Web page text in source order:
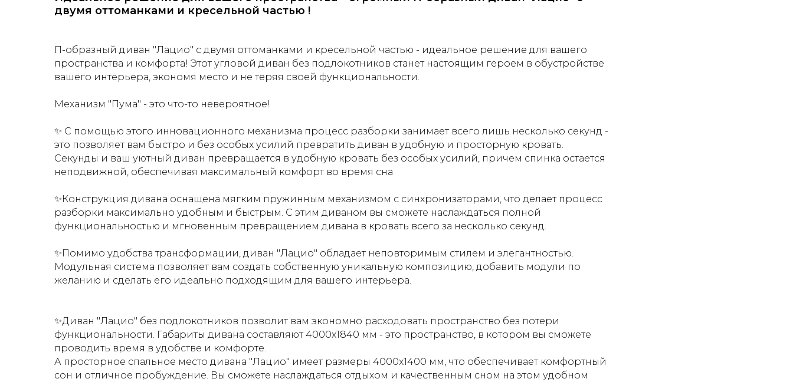
двумя оттоманками и кресельной частью !
П-образный диван "Лацио" с двумя оттоманками и кресельной частью - идеальное решение для вашего
пространства и комфорта! Этот угловой диван без подлокотников станет настоящим героем в обустройстве
вашего интерьера, экономя место и не теряя своей функциональности.
Механизм "Пума" - это что-то невероятное!
✨ С помощью этого инновационного механизма процесс разборки занимает всего лишь несколько секунд -
это позволяет вам быстро и без особых усилий превратить диван в удобную и просторную кровать.
Секунды и ваш уютный диван превращается в удобную кровать без особых усилий, причем спинка остается
неподвижной, обеспечивая максимальный комфорт во время сна
✨Конструкция дивана оснащена мягким пружинным механизмом с синхронизаторами, что делает процесс
разборки максимально удобным и быстрым. С этим диваном вы сможете наслаждаться полной
функциональностью и мгновенным превращением дивана в кровать всего за несколько секунд.
✨Помимо удобства трансформации, диван "Лацио" обладает неповторимым стилем и элегантностью.
Модульная система позволяет вам создать собственную уникальную композицию, добавить модули по
желанию и сделать его идеально подходящим для вашего интерьера.
✨Диван "Лацио" без подлокотников позволит вам экономно расходовать пространство без потери
функциональности. Габариты дивана составляют 4000х1840 мм - это пространство, в котором вы сможете
проводить время в удобстве и комфорте.
А просторное спальное место дивана "Лацио" имеет размеры 4000х1400 мм, что обеспечивает комфортный
сон и отличное пробуждение. Вы сможете наслаждаться отдыхом и качественным сном на этом удобном